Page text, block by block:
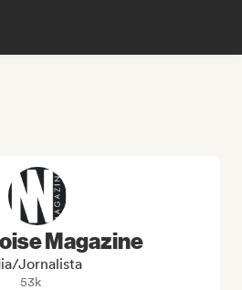
Magazine
Jornalista
53k